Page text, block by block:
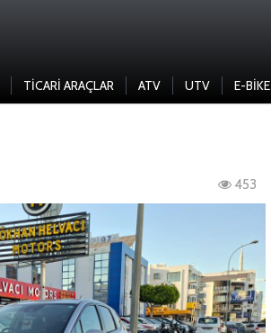
TICARI ARAÇLAR ATV UTV E-BIKE
453